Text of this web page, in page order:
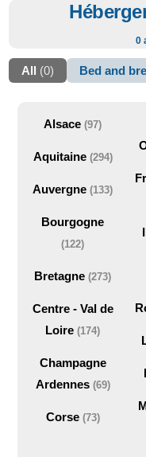
0
All (0) Bed and
Alsace(97)
Aquitaine (294)
Auvergne(133)
Bourgogne
(122)
Bretagne(273)
Centre - Val de
Loire(174)
Champagne
Ardennes (69)
Corse (73)